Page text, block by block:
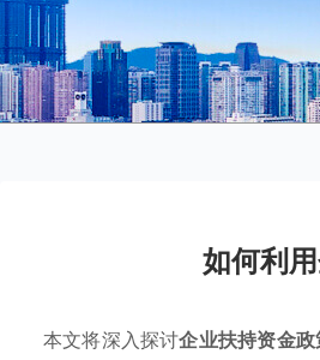
如何利
本文将深入探讨企业扶持资金政